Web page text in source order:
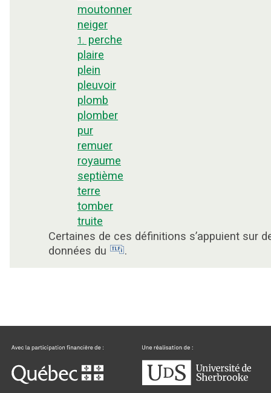
moutonner
neiger
1. perche
plaire
plein
pleuvoir
plomb
plomber
pur
remuer
royaume
septième
terre
tomber
truite
Certaines de ces définitions s’appuient sur
données du
.